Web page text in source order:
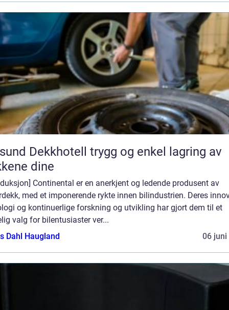
trygg og enkel lagring av
dine
Continental er en anerkjent og ledende produsent av
med et imponerende rykte innen bilindustrien. Deres
og kontinuerlige forskning og utvikling har gjort dem til et
valg for bilentusiaster ver...
Dahl Haugland
06 juni